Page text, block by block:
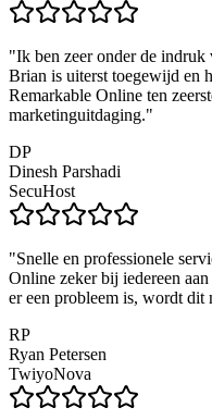
"Ik ben zeer onder de
Brian is uiterst toegewijd en
Remarkable Online ten
marketinguitdaging."
DP
Dinesh Parshadi
SecuHost
"Snelle en professionele
Online zeker bij iedereen
er een probleem is, wordt dit
RP
Ryan Petersen
TwiyoNova